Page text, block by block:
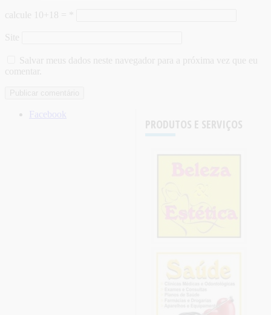
calcule 10+18 =
Site
Salvar meus dados neste navegador para a próxima vez que eu
comentar.
PRODUTOS E SERVIÇOS
Facebook